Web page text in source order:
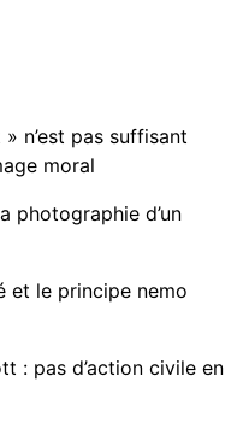
n’est pas suffisant
moral
photographie d’un
et le principe nemo
: pas d’action civile en